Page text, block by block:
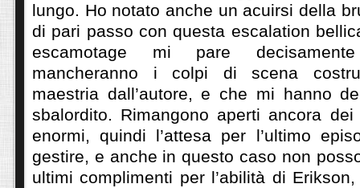
lungo. Ho notato anche un acuirsi della
di pari passo con questa escalation
escamotage mi pare
mancheranno i colpi di scena
maestria dall’autore, e che mi hanno
sbalordito. Rimangono aperti ancora
enormi, quindi l’attesa per l’ultimo
gestire, e anche in questo caso non
ultimi complimenti per l’abilità di